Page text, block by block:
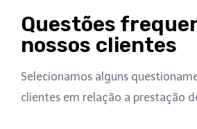
Questões
nossos clientes
Selecionamos alguns
clientes em relação a prestação